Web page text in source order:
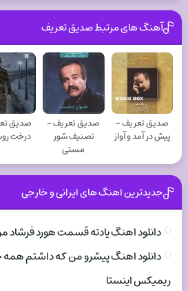
آهنگ های مرتبط صدیق تعریف
صدیق تعریف -
پیش در آمد و آواز
صدیق تعریف -
تصنیف شور
مستی
صدیق
درخت
جدیدترین اهنگ های ایرانی و خارجی
دانلود اهنگ یادته قسمت هورد فرشاد
دانلود اهنگ پیشرو من که داشتم
ریمیکس اینستا